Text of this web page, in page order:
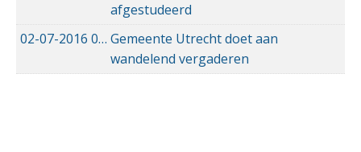
afgestudeerd
02-07-2016 02-07-2016 12:27
Gemeente Utrecht doet aan
wandelend vergaderen